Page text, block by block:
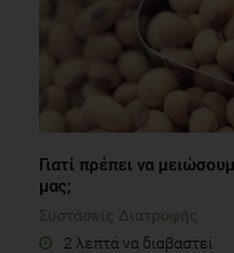
Γιατί πρέπει να
μας;
Συστάσεις Διατροφής
2 λεπτά να διαβαστεί